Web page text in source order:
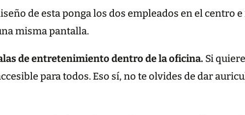
de esta ponga los dos empleados en el centro
misma pantalla.
de entretenimiento dentro de la oficina. Si
para todos. Eso sí, no te olvides de dar